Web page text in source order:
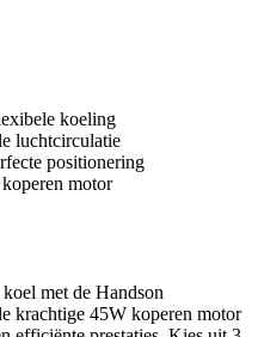
koeling
luchtcirculatie
positionering
motor
met de Handson
krachtige 45W koperen motor